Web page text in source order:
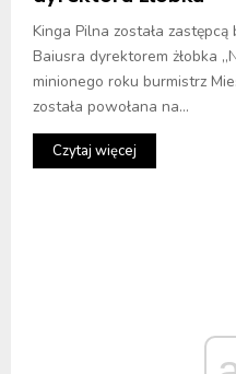
Kinga Pilna została
Baiusra dyrektorem żłobka
minionego roku burmistrz
została powołana na...
Czytaj więcej